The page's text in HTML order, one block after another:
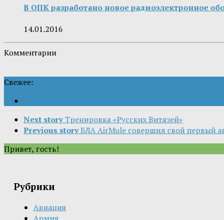
В ОПК разработано новое радиоэлектронное
14.01.2016
Комментарии
Свежее:
Next story Тренировка «Русских Витязей»
Previous storyБЛА AirMule совершил свой первый
Привет, гость!
Рубрики
Авиация